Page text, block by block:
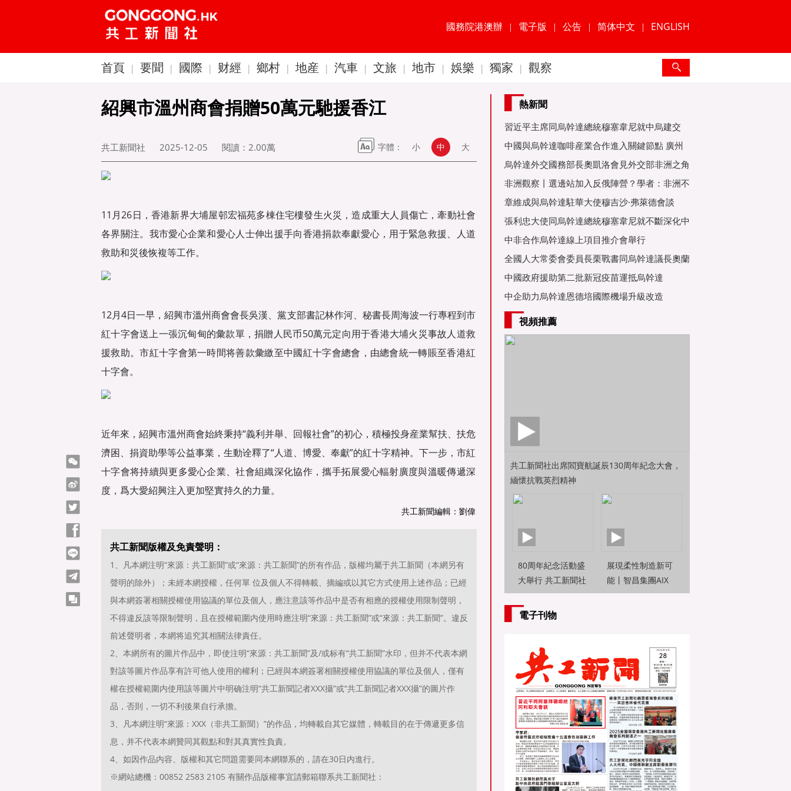
國務院港澳辦 | 電子版 | 公告 | 简体中文 | ENGLISH
首頁 | 要聞 | 國際 | 财經 | 鄉村 | 地産 | 汽車 | 文旅 | 地市 | 娛樂 | 獨家 | 觀察
紹興市溫州商會捐贈50萬元馳援香江
共工新聞社 2025-12-05 閱讀： 2.00萬 字體： 小 中 大
11月26日，香港新界大埔屋邨宏福苑多棟住宅樓發生火災，造成重大人員傷亡，牽動社會
各界關注。我市愛心企業和愛心人士伸出援手向香港捐款奉獻愛心，用于緊急救援、人道
救助和災後恢複等工作。
12月4日一早，紹興市溫州商會會長吳漢、黨支部書記林作河、秘書長周海波一行專程到市
紅十字會送上一張沉甸甸的彙款單，捐贈人民币50萬元定向用于香港大埔火災事故人道救
援救助。市紅十字會第一時間将善款彙繳至中國紅十字會總會，由總會統一轉賬至香港紅
十字會。
近年來，紹興市溫州商會始終秉持“義利并舉、回報社會”的初心，積極投身産業幫扶、扶危
濟困、捐資助學等公益事業，生動诠釋了“人道、博愛、奉獻”的紅十字精神。下一步，市紅
十字會将持續與更多愛心企業、社會組織深化協作，攜手拓展愛心輻射廣度與溫暖傳遞深
度，爲大愛紹興注入更加堅實持久的力量。
共工新聞編輯：劉偉
共工新聞版權及免責聲明：
1、凡本網注明“來源：共工新聞”或“來源：共工新聞”的所有作品，版權均屬于共工新聞（本網另有
聲明的除外）；未經本網授權，任何單 位及個人不得轉載、摘編或以其它方式使用上述作品；已經
與本網簽署相關授權使用協議的單位及個人，應注意該等作品中是否有相應的授權使用限制聲明，
不得違反該等限制聲明，且在授權範圍内使用時應注明“來源：共工新聞”或“來源：共工新聞”。違反
前述聲明者，本網将追究其相關法律責任。
2、本網所有的圖片作品中，即使注明“來源：共工新聞”及/或标有“共工新聞”水印，但并不代表本網
對該等圖片作品享有許可他人使用的權利；已經與本網簽署相關授權使用協議的單位及個人，僅有
權在授權範圍内使用該等圖片中明确注明“共工新聞記者XXX攝”或“共工新聞記者XXX攝”的圖片作
品，否則，一切不利後果自行承擔。
3、凡本網注明“來源：XXX（非共工新聞）”的作品，均轉載自其它媒體，轉載目的在于傳遞更多信
息，并不代表本網贊同其觀點和對其真實性負責。
4、如因作品内容、版權和其它問題需要同本網聯系的，請在30日内進行。
※網站總機：00852 2583 2105 有關作品版權事宜請郵箱聯系共工新聞社：
熱新聞
習近平主席同烏幹達總統穆塞韋尼就中烏建交
60周年互緻
中國與烏幹達咖啡産業合作進入關鍵節點 廣州
金達爲重
烏幹達外交國務部長奧凱洛會見外交部非洲之角
事務特使
非洲觀察丨選邊站加入反俄陣營？學者：非洲不
是棋子
章維成與烏幹達駐華大使穆吉沙·弗萊德會談
張利忠大使同烏幹達總統穆塞韋尼就不斷深化中
烏友好關
中非合作烏幹達線上項目推介會舉行
全國人大常委會委員長栗戰書同烏幹達議長奧蘭
亞舉行會
中國政府援助第二批新冠疫苗運抵烏幹達
中企助力烏幹達恩德培國際機場升級改造
視頻推薦
共工新聞社出席閻寶航誕辰130周年紀念大會，
緬懷抗戰英烈精神
80周年紀念活動盛
大舉行 共工新聞社
特約新聞觀察員前
方直擊
展現柔性制造新可
能丨智昌集團AIX
機器人亮相2025世
電子刊物